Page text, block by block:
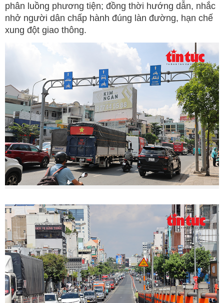
phân luồng phương tiện; đồng thời hướng dẫn, nhắc
nhở người dân chấp hành đúng làn đường, hạn chế
xung đột giao thông.